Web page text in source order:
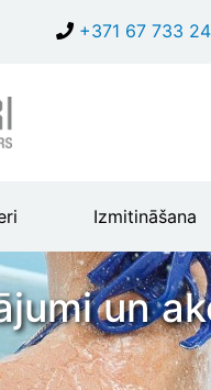
+371 67 733
Izmitināšana
un